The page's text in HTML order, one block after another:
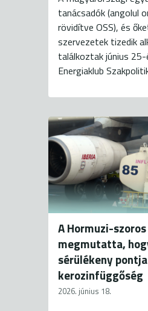
tanácsadók (angolul
rövidítve OSS), és
szervezetek tizedik
találkoztak június 25-
Energiaklub
A Hormuzi-
megmutatta,
sérülékeny
kerozinfüggőség
2026. június 18.